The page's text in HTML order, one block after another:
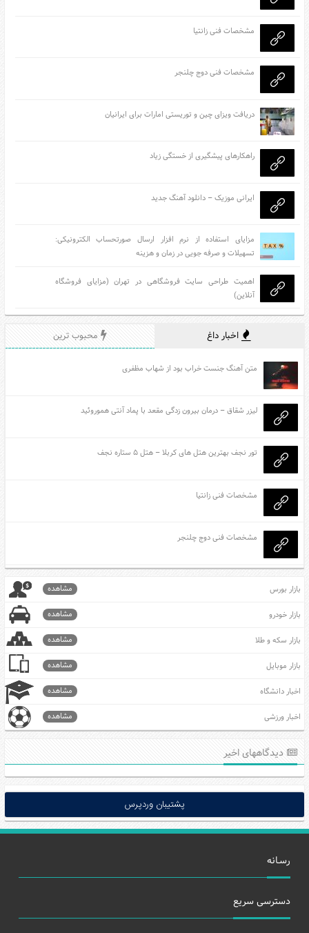
مشخصات فنی زانتیا
مشخصات فنی دوج چلنجر
دریافت ویزای چین و توریستی امارات برای ایرانیان
راهکارهای پیشگیری از خستگی زیاد
ایرانی موزیک – دانلود آهنگ جدید
مزایای استفاده از نرم افزار ارسال صورتحساب الکترونیکی:
تسهیلات و صرفه جویی در زمان و هزینه
اهمیت طراحی سایت فروشگاهی در تهران (مزایای فروشگاه
آنلاین)
اخبار داغ محبوب ترین
متن آهنگ جنست خراب بود از شهاب مظفری
لیزر شقاق – درمان بیرون زدگی مقعد با پماد آنتی هموروئید
تور نجف بهترین هتل های کربلا – هتل ۵ ستاره نجف
مشخصات فنی زانتیا
مشخصات فنی دوج چلنجر
بازار بورس مشاهده
بازار خودرو مشاهده
بازار سکه و طلا مشاهده
بازار موبایل مشاهده
اخبار دانشگاه مشاهده
اخبار ورزشی مشاهده
دیدگاههای اخیر
پشتیبان وردپرس
رسـانه
دسترسی سریع